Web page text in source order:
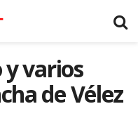
varios
de Vélez